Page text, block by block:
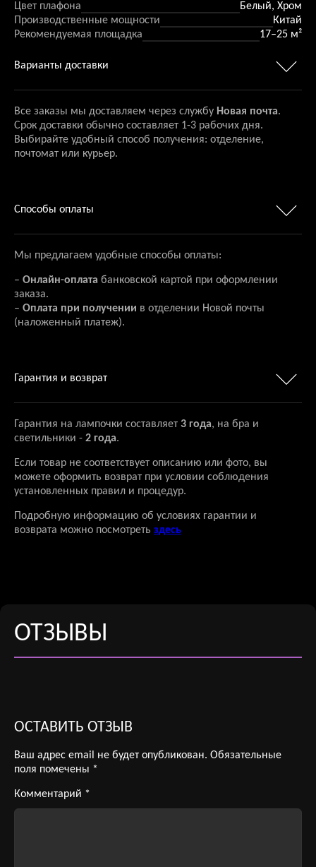
Цвет плафона
Белый, Хром
Производственные мощности
Китай
Рекомендуемая площадка
17–25 м²
Варианты доставки
Все заказы мы доставляем через службу Новая почта.
Срок доставки обычно составляет 1-3 рабочих дня.
Выбирайте удобный способ получения: отделение,
почтомат или курьер.
Способы оплаты
Мы предлагаем удобные способы оплаты:
– Онлайн-оплата банковской картой при оформлении
заказа.
– Оплата при получении в отделении Новой почты
(наложенный платеж).
Гарантия и возврат
Гарантия на лампочки составляет 3 года, на бра и
светильники - 2 года.
Если товар не соответствует описанию или фото, вы
можете оформить возврат при условии соблюдения
установленных правил и процедур.
Подробную информацию об условиях гарантии и
возврата можно посмотреть здесь
ОТЗЫВЫ
ОСТАВИТЬ ОТЗЫВ
Ваш адрес email не будет опубликован. Обязательные
поля помечены *
Комментарий *